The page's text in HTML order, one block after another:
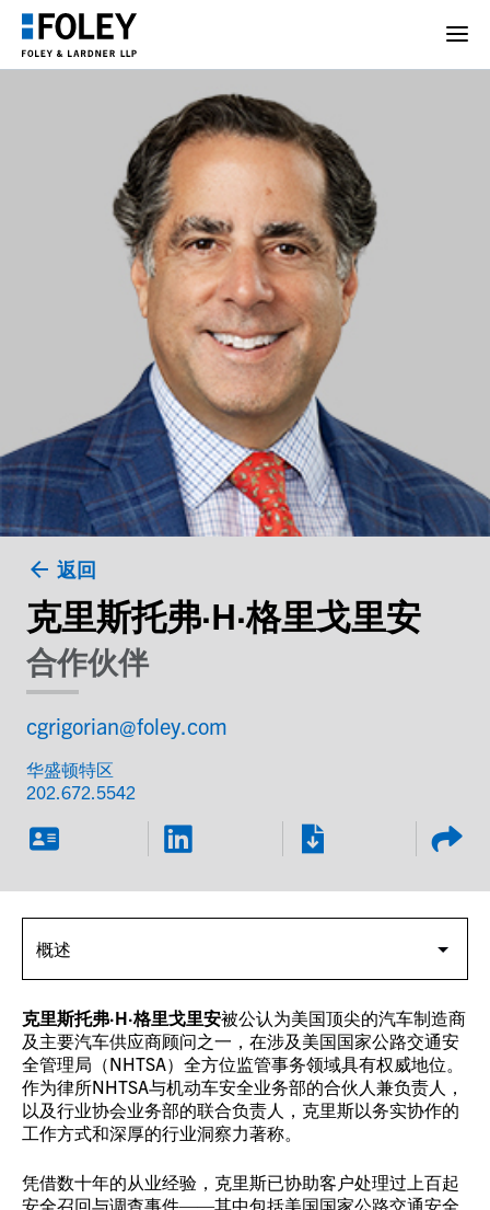
返回
克里斯托弗·H·格里戈里安
合作伙伴
cgrigorian@foley.com
华盛顿特区
202.672.5542
克里斯托弗·H·格里戈里安被公认为美国顶尖的汽车制造商
及主要汽车供应商顾问之一，在涉及美国国家公路交通安
全管理局（NHTSA）全方位监管事务领域具有权威地位。
作为律所NHTSA与机动车安全业务部的合伙人兼负责人，
以及行业协会业务部的联合负责人，克里斯以务实协作的
工作方式和深厚的行业洞察力著称。
凭借数十年的从业经验，克里斯已协助客户处理过上百起
安全召回与调查事件——其中包括美国国家公路交通安全